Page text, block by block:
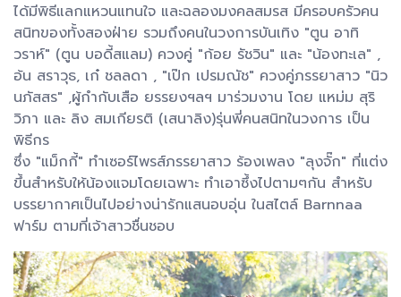
ได้มีพิธีแลกแหวนแทนใจ และฉลองมงคลสมรส มีครอบครัวคน
สนิทของทั้งสองฝ่าย รวมถึงคนในวงการบันเทิง "ตูน อาทิ
วราห์" (ตูน บอดี้สแลม) ควงคู่ "ก้อย รัชวิน" และ "น้องทะเล" ,
อ้น สราวุธ, เก๋ ชลลดา , "เป๊ก เปรมณัช" ควงคู่ภรรยาสาว "นิว
นภัสสร" ,ผู้กำกับเสือ ยรรยงฯลฯ มาร่วมงาน โดย แหม่ม สุริ
วิภา และ ลิง สมเกียรติ (เสนาลิง)รุ่นพี่คนสนิทในวงการ เป็น
พิธีกร
ซึ่ง "แม็กกี้" ทำเซอร์ไพรส์ภรรยาสาว ร้องเพลง "ลุงจั๊ก" ที่แต่ง
ขึ้นสำหรับให้น้องแจมโดยเฉพาะ ทำเอาซึ้งไปตามๆกัน สำหรับ
บรรยากาศเป็นไปอย่างน่ารักแสนอบอุ่น ในสไตล์ Barnnaa
ฟาร์ม ตามที่เจ้าสาวชื่นชอบ